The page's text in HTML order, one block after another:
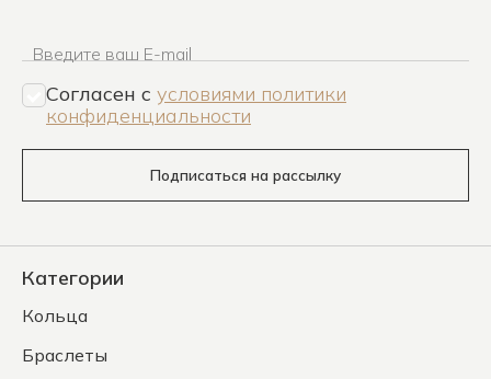
Введите ваш E-mail
Согласен c условиями политики
конфиденциальности
Подписаться на рассылку
Категории
Кольца
Браслеты